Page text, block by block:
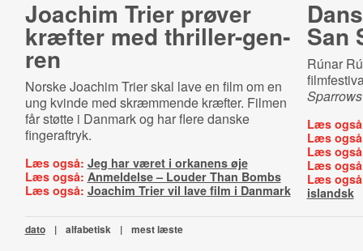
Joachim Trier prøver
kræfter med thril­ler-​gen­
ren
Norske Joachim Trier skal lave en film om en
ung kvinde med skræmmende kræfter. Filmen
får støtte i Danmark og har flere danske
fingeraftryk.
Læs også: Jeg har været i orkanens øje
Læs også: Anmeldelse – Louder Than Bombs
Læs også: Joachim Trier vil lave film i Danmark
San
Rúnar
Sparrows
Læs
Læs
Læs
Læs
Læs
islandsk
dato | alfabetisk | mest læste